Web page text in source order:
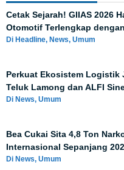
Cetak Sejarah! GIIAS 2026
Otomotif Terlengkap
Di Headline, News, Umum
Perkuat Ekosistem Logistik
Teluk Lamong dan ALFI
Di News, Umum
Bea Cukai Sita 4,8 Ton
Internasional Sepanjang
Di News, Umum